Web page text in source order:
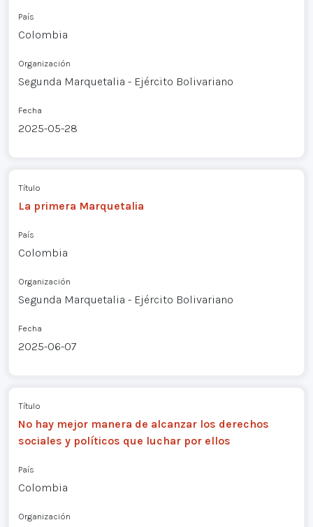
País
Colombia
Organización
Segunda Marquetalia - Ejército Bolivariano
Fecha
2025-05-28
Título
La primera Marquetalia
País
Colombia
Organización
Segunda Marquetalia - Ejército Bolivariano
Fecha
2025-06-07
Título
No hay mejor manera de alcanzar los derechos
sociales y políticos que luchar por ellos
País
Colombia
Organización